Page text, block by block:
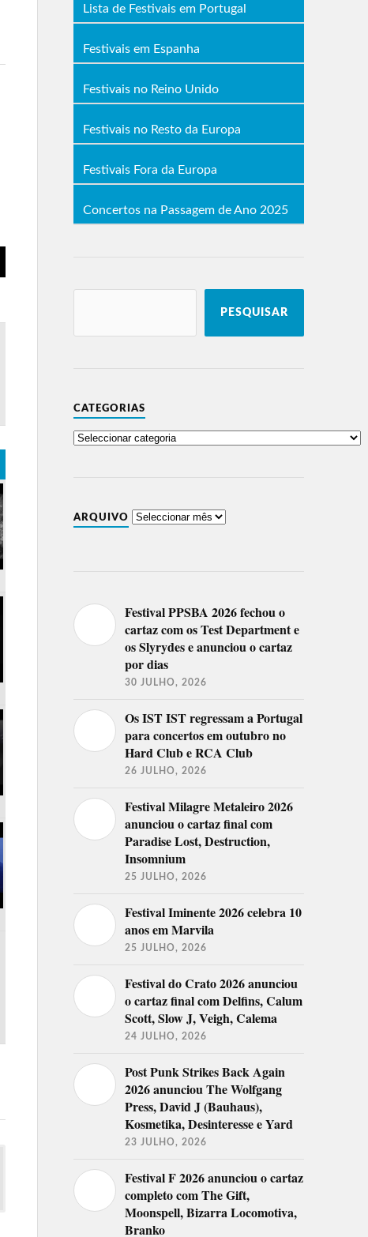
Lista de Festivais em Portugal
Festivais em Espanha
Festivais no Reino Unido
Festivais no Resto da Europa
Festivais Fora da Europa
Concertos na Passagem de Ano 2025
PESQUISAR
CATEGORIAS
ARQUIVO
Festival PPSBA 2026 fechou o
cartaz com os Test Department e
os Slyrydes e anunciou o cartaz
por dias
30 JULHO, 2026
Os IST IST regressam a Portugal
para concertos em outubro no
Hard Club e RCA Club
26 JULHO, 2026
Festival Milagre Metaleiro 2026
anunciou o cartaz final com
Paradise Lost, Destruction,
Insomnium
25 JULHO, 2026
Festival Iminente 2026 celebra 10
anos em Marvila
25 JULHO, 2026
Festival do Crato 2026 anunciou
o cartaz final com Delfins, Calum
Scott, Slow J, Veigh, Calema
24 JULHO, 2026
Post Punk Strikes Back Again
2026 anunciou The Wolfgang
Press, David J (Bauhaus),
Kosmetika, Desinteresse e Yard
23 JULHO, 2026
Festival F 2026 anunciou o cartaz
completo com The Gift,
Moonspell, Bizarra Locomotiva,
Branko